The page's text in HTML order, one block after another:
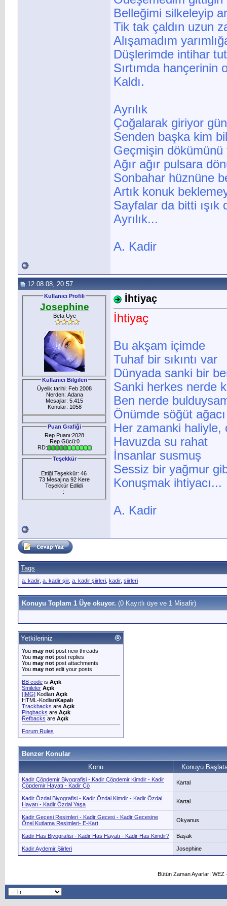
Belleğimi silkeleyip
Tik tak çaldın uzun
Alışamadım
Düşlerimde intihar
Sırtımda hançerinin
Kaldı.
Ayrılık
Çoğalarak giriyor
Senden başka kim
Geçmişin dökümünü
Ağır ağır pulsara
Sonbahar hüznüne
Artık konuk
Sayfalar da bitti ışık
Ayrılık...
A. Kadir
12.08.08, 20:57
Kullanıcı Profili
Josephine
Beta Üye
Kullanıcı Bilgileri
Üyelik tarihi: Feb 2008
Nerden: Adana
Mesajlar: 5.415
Konular: 1058
Puan Grafiği
Rep Puanı:2028
Rep Gücü:0
RD:
Teşekkür
Ettiği Teşekkür: 46
73 Mesajına 92 Kere
Teşekkür Edlidi
:
İhtiyaç
İhtiyaç
Bu akşam içimde
Tuhaf bir sıkıntı var
Dünyada sanki bir
Sanki herkes nerde
Ben nerde
Önümde söğüt ağacı
Her zamanki haliyle,
Havuzda su rahat
İnsanlar susmuş
Sessiz bir yağmur
Konuşmak ihtiyacı...
A. Kadir
Tags
a. kadir, a. kadir şiir, a. kadir şiirleri kadir, siirleri
Konuyu Toplam 1 Üye okuyor. (0 Kayıtlı üye ve 1 Misafir)
Yetkileriniz
You may not post new threads
You may not post replies
You may not post attachments
You may not edit your posts
BB code is Açık
Smileler Açık
[IMG] Kodları Açık
HTML-KodlarıKapalı
Trackbacks are Açık
Pingbacks are Açık
Refbacks are Açık
Forum Rules
Benzer Konular
Konu
Konuyu
Kadir Çöpdemir Biyografisi - Kadir Çöpdemir Kimdir - Kadir
Çöpdemir Hayatı - Kadir Çö
Kartal
Kadir Özdal Biyografisi - Kadir Özdal Kimdir - Kadir Özdal
Hayatı - Kadir Özdal Yaşa
Kartal
Kadir Gecesi Resimleri - Kadir Gecesi - Kadir Gecesine
Özel Kutlama Resimleri- E-Kart
Okyanus
Kadir Has Biyografisi - Kadir Has Hayatı - Kadir Has Kimdir? Başak
Kadir Aydemir Şiirleri Josephine
Bütün Zaman Ayarları